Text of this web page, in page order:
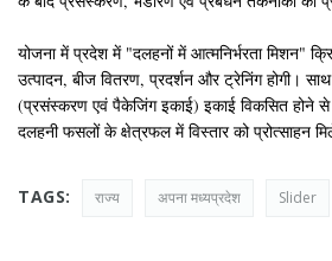
योजना में प्रदेश में "दलहनों में आत्मनिर्भरता मिशन"
उत्पादन, बीज वितरण, प्रदर्शन और ट्रेनिंग होगी।
(प्रसंस्करण एवं पैकेजिंग इकाई) इकाई विकसित होने से
दलहनी फसलों के क्षेत्रफल में विस्तार को प्रोत्साहन
TAGS: राज्य अपना मध्यप्रदेश Slider